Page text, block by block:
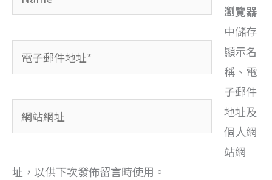
地
*
站
址
瀏覽器
中儲存
顯示名
稱、電
子郵件
地址及
個人網
站網
址，以供下次發佈留言時使用。